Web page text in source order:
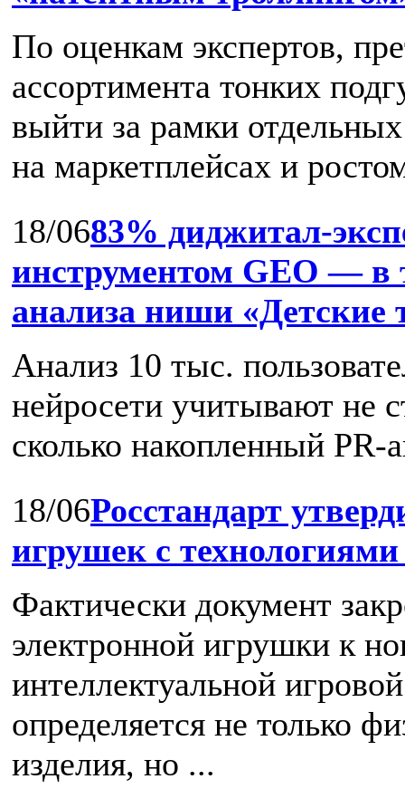
По оценкам экспертов,
ассортимента тонких
выйти за рамки
на маркетплейсах и
18/0683%
инструментом GEO — в
анализа ниши «Детские
Анализ 10 тыс.
нейросети учитывают не
сколько накопленный PR-
18/06Росстандарт
игрушек с
Фактически документ
электронной игрушки к
интеллектуальной
определяется не только
изделия, но ...